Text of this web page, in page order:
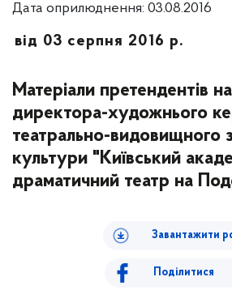
Дата оприлюднення: 03.08.2016
від 03 серпня 2016 р.
Матеріали претендентів
директора-художнього
театрально-видовищного
культури "Київський
драматичний театр на
Завантажити
Поділитися